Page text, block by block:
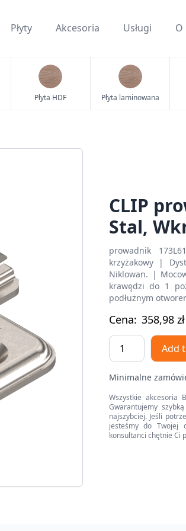
Płyty Akcesoria Usługi O
Płyta HDF Płyta laminowana
CLIP
Stal,
prowadnik
krzyżakowy |
Niklowan. |
krawędzi do 1
podłużnym
Cena: 358,98 zł
CLIP
prowadnik,
0
mm,
Stal,
Wkręty,
RW:
Add
Minimalne
Wszystkie akcesoria
Gwarantujemy
najszybciej. Jeśli
jesteśmy do Twojej
konsultanci chętnie Ci